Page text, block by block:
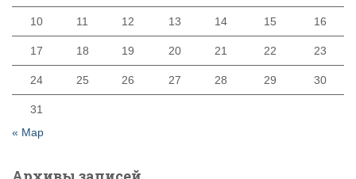
10 11 12 13 14 15 16
17 18 19 20 21 22 23
24 25 26 27 28 29 30
31
« Мар